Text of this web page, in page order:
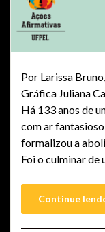
Por Larissa
Gráfica Juliana
Há 133 anos de
com ar
formalizou a
Foi o culminar de
Continue